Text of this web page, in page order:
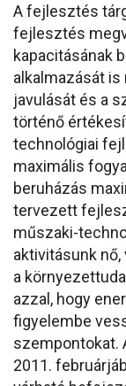
A fejlesztés
fejlesztés
kapacitásának
alkalmazását
javulását és a
történő
technológiai
maximális
beruházás
tervezett
műszaki-
aktivitásunk
a
azzal, hogy
figyelembe
szempontokat.
2011.